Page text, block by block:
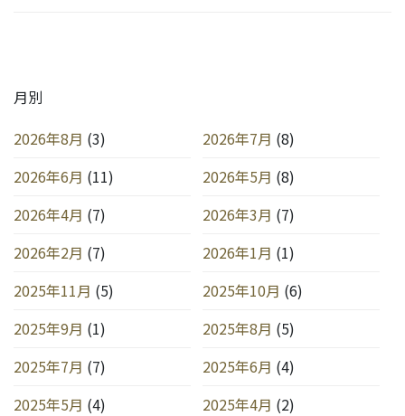
月別
2026年8月 (3) 2026年7月 (8)
2026年6月 (11) 2026年5月 (8)
2026年4月 (7) 2026年3月 (7)
2026年2月 (7) 2026年1月 (1)
2025年11月 (5) 2025年10月 (6)
2025年9月 (1) 2025年8月 (5)
2025年7月 (7) 2025年6月 (4)
2025年5月 (4) 2025年4月 (2)